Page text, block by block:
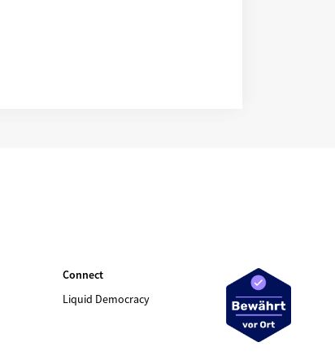
Connect
Liquid Democracy